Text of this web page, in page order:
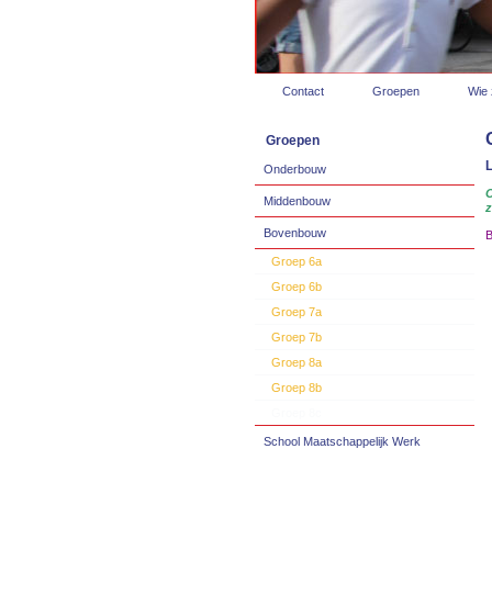
Contact Groepen Wie
Groepen
Onderbouw
Middenbouw
Bovenbouw
Groep 6a
Groep 6b
Groep 7a
Groep 7b
Groep 8a
Groep 8b
School Maatschappelijk Werk